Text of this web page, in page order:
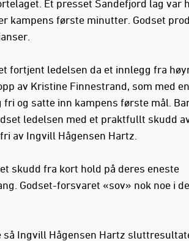
Et presset Sandefjord lag var
kampens første minutter. Godset
fortjent ledelsen da et innlegg fra
av Kristine Finnestrand, som med
og satte inn kampens første mål.
ledelsen med et praktfullt skudd
av Ingvill Hågensen Hartz.
skudd fra kort hold på deres eneste
Godset-forsvaret «sov» nok noe i
Ingvill Hågensen Hartz